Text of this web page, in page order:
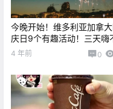
今晚开始！维多利亚加拿
庆日9个有趣活动！三天嗨
停！
4 年前 0